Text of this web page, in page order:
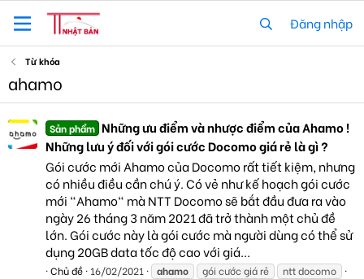
Đăng nhập
Từ khóa
ahamo
Sản phẩm Những ưu điểm và nhược điểm của Ahamo !
Những lưu ý đối với gói cước Docomo giá rẻ là gì ?
Gói cước mới Ahamo của Docomo rất tiết kiệm, nhưng
có nhiều điều cần chú ý. Có vẻ như kế hoạch gói cước
mới "Ahamo" mà NTT Docomo sẽ bắt đầu đưa ra vào
ngày 26 tháng 3 năm 2021 đã trở thành một chủ đề
lớn. Gói cước này là gói cước mà người dùng có thể sử
dụng 20GB data tốc độ cao với giá...
Chủ đề 16/02/2021 ahamo gói cước giá rẻ
ntt docomo